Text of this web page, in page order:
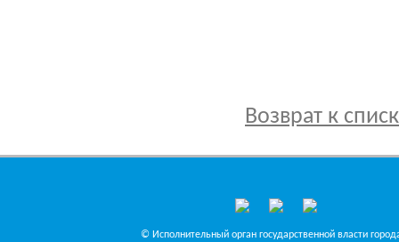
Возврат к
© Исполнительный орган государственной власти